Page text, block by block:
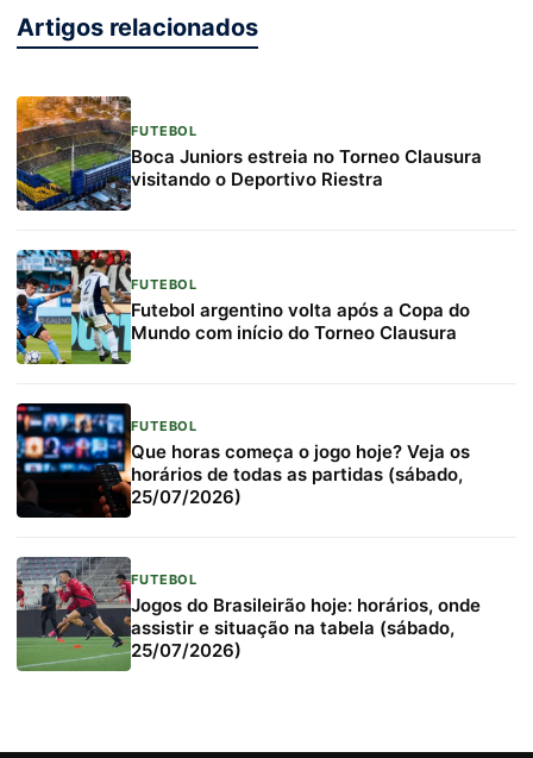
Artigos relacionados
FUTEBOL
Boca Juniors estreia no Torneo Clausura
visitando o Deportivo Riestra
FUTEBOL
Futebol argentino volta após a Copa do
Mundo com início do Torneo Clausura
FUTEBOL
Que horas começa o jogo hoje? Veja os
horários de todas as partidas (sábado,
25/07/2026)
FUTEBOL
Jogos do Brasileirão hoje: horários, onde
assistir e situação na tabela (sábado,
25/07/2026)